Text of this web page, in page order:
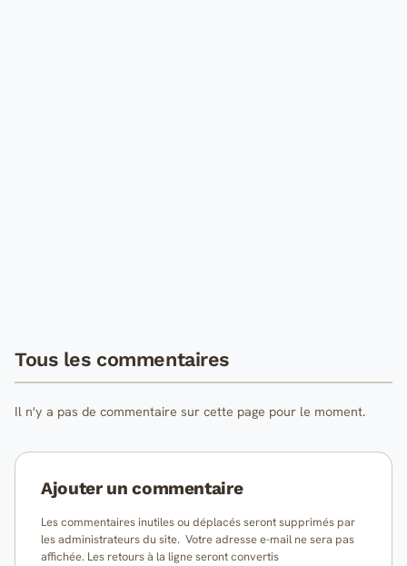
Tous les commentaires
Il n'y a pas de commentaire sur cette page pour le moment.
Ajouter un commentaire
Les commentaires inutiles ou déplacés seront supprimés par
les administrateurs du site. Votre adresse e-mail ne sera pas
affichée. Les retours à la ligne seront convertis